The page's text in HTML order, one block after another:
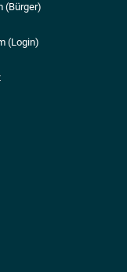
(Bürger)
(Login)